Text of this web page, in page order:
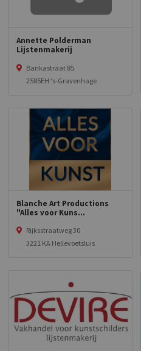
Annette Polderman
Lijstenmakerij
Bankastraat 85
2585EH 's-Gravenhage
Blanche Art Productions
"Alles voor Kuns...
Rijksstraatweg 30
3221 KA Hellevoetsluis